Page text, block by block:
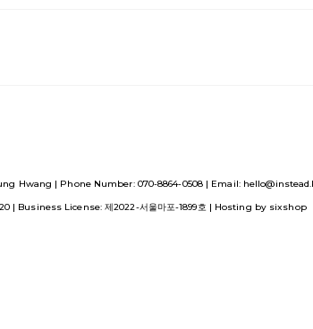
Hwang | Phone Number: 070-8864-0508 | Email:
| Business License:제2022-서울마포-1899호 | Hosting by sixshop